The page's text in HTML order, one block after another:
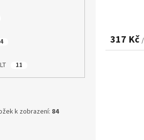
11
k zobrazení: 84
317 Kč